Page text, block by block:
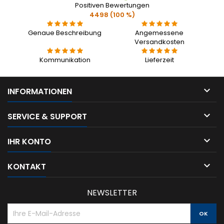
Positiven Bewertungen
4498 (100 %)
Genaue Beschreibung
Angemessene
Versandkosten
Kommunikation
Lieferzeit
INFORMATIONEN 
SERVICE & SUPPORT 
IHR KONTO 
KONTAKT 
NEWSLETTER